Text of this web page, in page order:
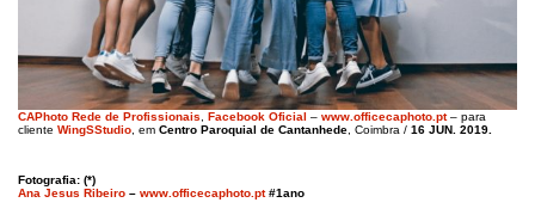
CAPhoto Rede de Profissionais Facebook Oficial – www.officecaphoto.pt– para
cliente WingSStudio , em Centro Paroquial de Cantanhede , Coimbra / 16 JUN. 2019.
Fotografia: (*)
Ana Jesus Ribeiro – www.officecaphoto.pt#1ano